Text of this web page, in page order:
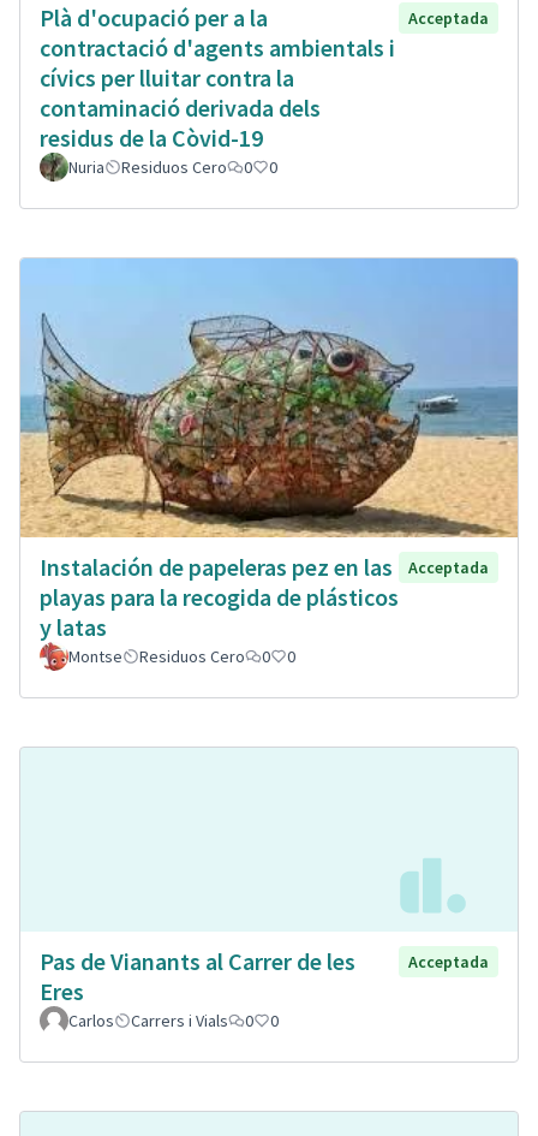
Plà d'ocupació per a la
contractació d'agents ambientals i
cívics per lluitar contra la
contaminació derivada dels
residus de la Còvid-19
Acceptada
Nuria Residuos Cero 0 0
Instalación de papeleras pez en las
playas para la recogida de plásticos
y latas
Acceptada
Montse Residuos Cero 0 0
Pas de Vianants al Carrer de les
Eres
Acceptada
Carlos Carrers i Vials 0 0